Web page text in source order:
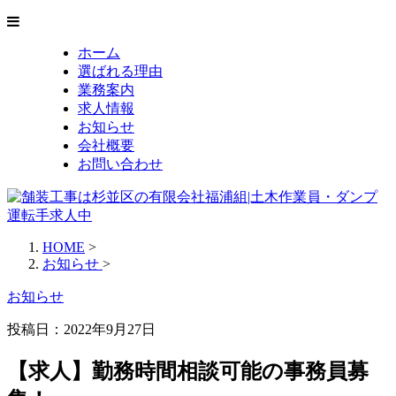
ホーム
選ばれる理由
業務案内
求人情報
お知らせ
会社概要
お問い合わせ
HOME >
お知らせ >
お知らせ
投稿日：2022年9月27日
【求人】勤務時間相談可能の事務員募